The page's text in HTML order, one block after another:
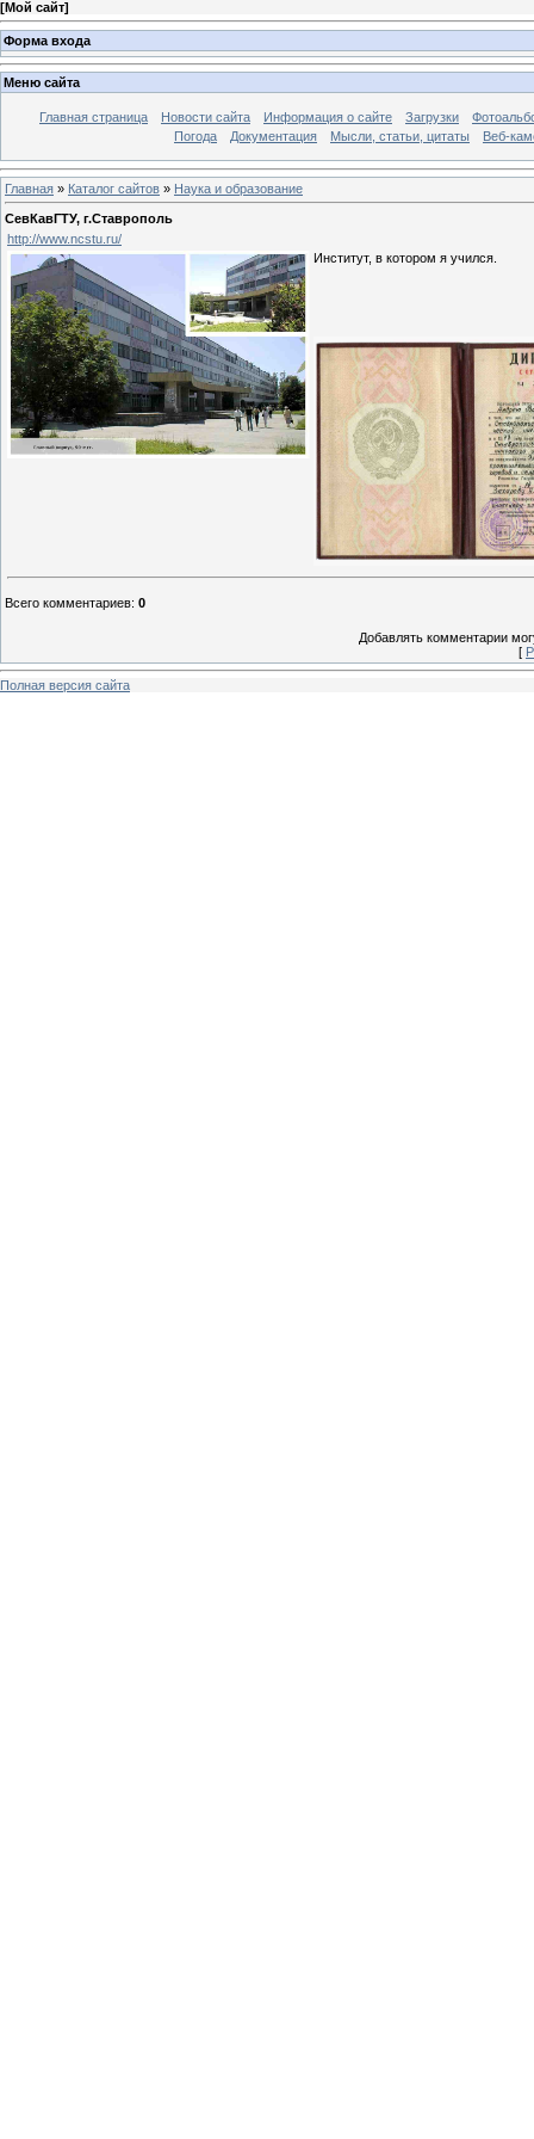
[Мой сайт]
Форма входа
Меню сайта
Главная страница Новости сайта Информация о сайте Загрузки
Погода
Документация Мысли, статьи, цитаты Веб-
Главная » Каталог сайтов » Наука и образование
СевКавГТУ, г.Ставрополь
http://www.ncstu.ru/
Институт, в котором я учился.
Всего комментариев: 0
Добавлять комментарии
[
Полная версия сайта